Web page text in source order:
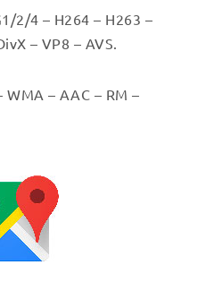
2/4 – H264 – H263 –
– VP8 – AVS.
– AAC – RM –